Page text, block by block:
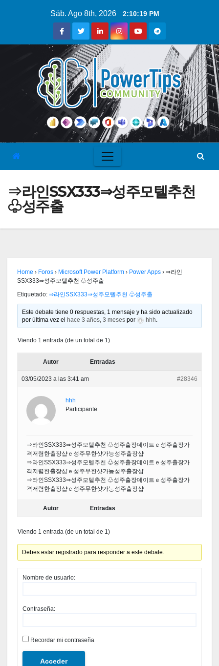
Sáb. Ago 8th, 2026 2:10:19 PM
⇒라인SSX333⇒성주모텔추천
♧성주출
Home › Foros › Microsoft Power Platform › Power Apps › ⇒라인
SSX333⇒성주모텔추천 ♧성주출
Etiquetado: ⇒라인SSX333⇒성주모텔추천 ♧성주출
Este debate tiene 0 respuestas, 1 mensaje y ha sido actualizado
por última vez el
hace 3 años, 3 meses por hhh.
Viendo 1 entrada (de un total de 1)
Autor Entradas
03/05/2023 a las 3:41 am #28346
hhh
Participante
⇒라인SSX333⇒성주모텔추천 ♧성주출장데이트ｅ성주출장가
격저렴한출장샵ｅ성주무한샷가능성주출장샵
⇒라인SSX333⇒성주모텔추천 ♧성주출장데이트ｅ성주출장가
격저렴한출장샵ｅ성주무한샷가능성주출장샵
⇒라인SSX333⇒성주모텔추천 ♧성주출장데이트ｅ성주출장가
격저렴한출장샵ｅ성주무한샷가능성주출장샵
Autor Entradas
Viendo 1 entrada (de un total de 1)
Debes estar registrado para responder a este debate.
Nombre de usuario:
Contraseña:
Recordar mi contraseña
Acceder